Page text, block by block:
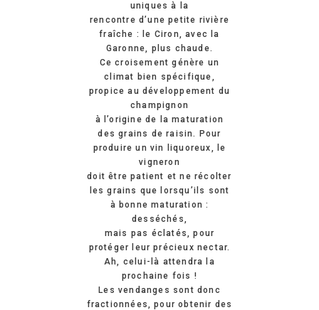
uniques à la
rencontre d’une petite rivière
fraîche : le Ciron, avec la
Garonne, plus chaude.
Ce croisement génère un
climat bien spécifique,
propice au développement du
champignon
à l’origine de la maturation
des grains de raisin. Pour
produire un vin liquoreux, le
vigneron
doit être patient et ne récolter
les grains que lorsqu’ils sont
à bonne maturation :
desséchés,
mais pas éclatés, pour
protéger leur précieux nectar.
Ah, celui-là attendra la
prochaine fois !
Les vendanges sont donc
fractionnées, pour obtenir des